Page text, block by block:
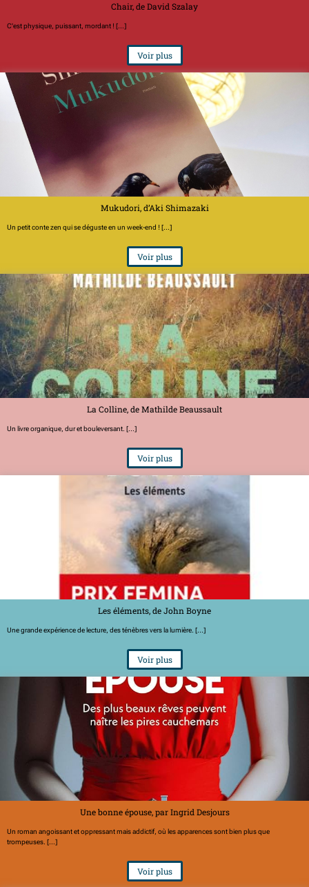
Chair, de David Szalay
C'est physique, puissant, mordant ! [...]
Voir plus
Mukudori, d’Aki Shimazaki
Un petit conte zen qui se déguste en un week-end ! [...]
Voir plus
La Colline, de Mathilde Beaussault
Un livre organique, dur et bouleversant. [...]
Voir plus
Les éléments, de John Boyne
Une grande expérience de lecture, des ténèbres vers la lumière. [...]
Voir plus
Une bonne épouse, par Ingrid Desjours
Un roman angoissant et oppressant mais addictif, où les apparences sont bien plus que
trompeuses. [...]
Voir plus